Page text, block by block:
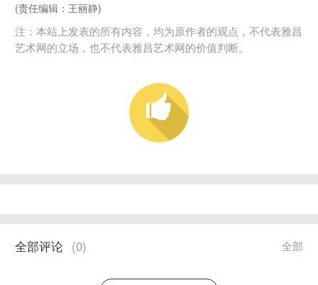
(责任编辑：王丽静)
注：本站上发表的所有内容，均为原作者的观点，不代表雅昌
艺术网的立场，也不代表雅昌艺术网的价值判断。
全部
全部评论 (0)